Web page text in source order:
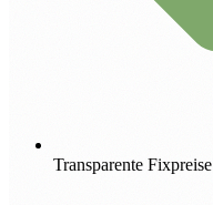
Transparente Fixpreise